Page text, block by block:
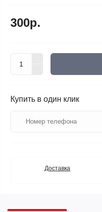
300р.
Купить в один клик
Доставка